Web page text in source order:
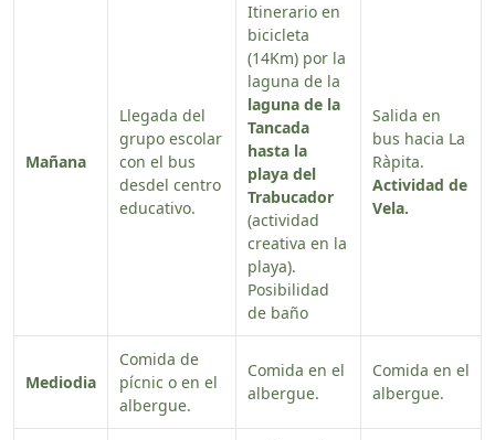
Mañana
Llegada del
grupo escolar
con el bus
desdel centro
educativo.
Itinerario en
bicicleta
(14Km) por la
laguna de la
laguna de la
Tancada
hasta la
playa del
Trabucador
(actividad
creativa en la
playa).
Posibilidad
de baño
Salida en
bus hacia La
Ràpita.
Actividad de
Vela.
Mediodia
Comida de
pícnic o en el
albergue.
Comida en el
albergue.
Comida en el
albergue.